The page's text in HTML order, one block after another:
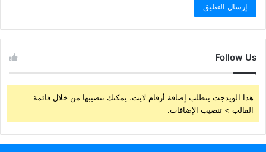
Follow Us
هذا الويدجت يتطلب إضافة أرقام لايت، يمكنك تنصيبها من خلال قائمة
القالب > تنصيب الإضافات.